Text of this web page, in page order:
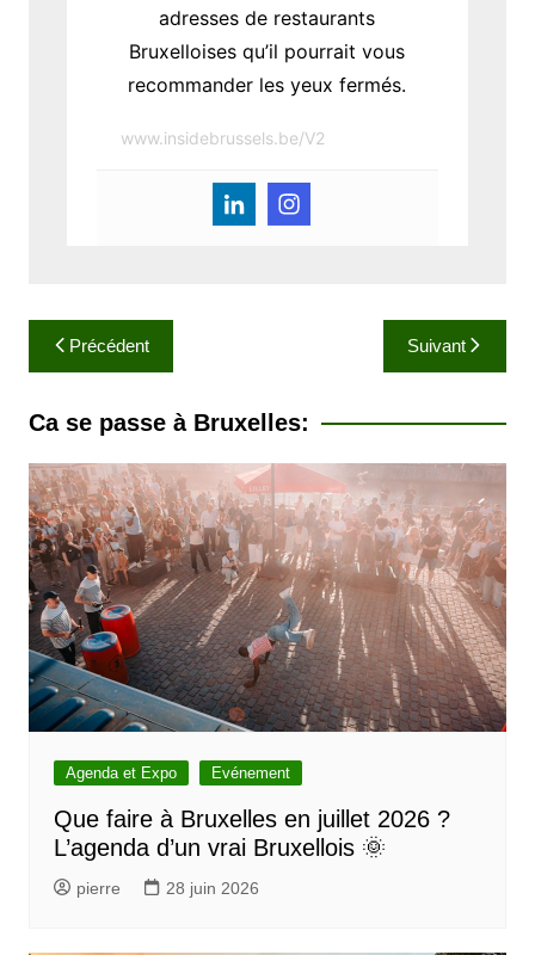
adresses de restaurants
Bruxelloises qu’il pourrait vous
recommander les yeux fermés.
www.insidebrussels.be/V2
a
v
g
a
t
i
o
n
d
e
Précédent Suivant
Ca se passe à Bruxelles:
Agenda et Expo Evénement
Que faire à Bruxelles en juillet 2026 ?
L’agenda d’un vrai Bruxellois 🌞
pierre 28 juin 2026